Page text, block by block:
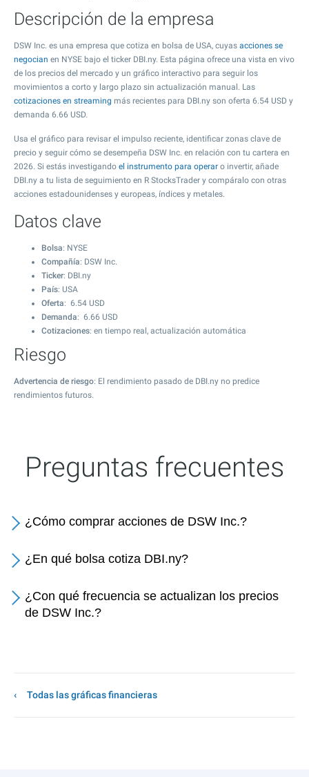
Descripción de la empresa
DSW Inc. es una empresa que cotiza en bolsa de USA, cuyas acciones se
negocian en NYSE bajo el ticker DBI.ny. Esta página ofrece una vista en vivo
de los precios del mercado y un gráfico interactivo para seguir los
movimientos a corto y largo plazo sin actualización manual. Las
cotizaciones en streaming más recientes para DBI.ny son oferta 6.54 USD y
demanda 6.66 USD.
Usa el gráfico para revisar el impulso reciente, identificar zonas clave de
precio y seguir cómo se desempeña DSW Inc. en relación con tu cartera en
2026. Si estás investigando el instrumento para operar o invertir, añade
DBI.ny a tu lista de seguimiento en R StocksTrader y compáralo con otras
acciones estadounidenses y europeas, índices y metales.
Datos clave
Bolsa: NYSE
Compañía: DSW Inc.
Ticker: DBI.ny
País: USA
Oferta: 6.54 USD
Demanda: 6.66 USD
Cotizaciones: en tiempo real, actualización automática
Riesgo
Advertencia de riesgo: El rendimiento pasado de DBI.ny no predice
rendimientos futuros.
Preguntas frecuentes
¿Cómo comprar acciones de DSW Inc.?
¿En qué bolsa cotiza DBI.ny?
¿Con qué frecuencia se actualizan los precios
de DSW Inc.?
Todas las gráficas financieras